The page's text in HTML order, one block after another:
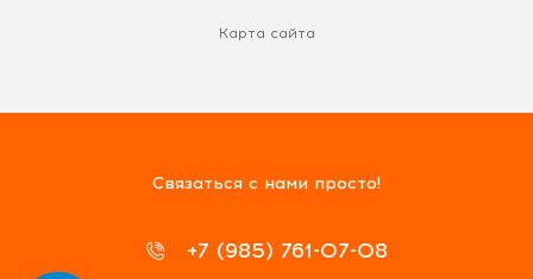
Карта сайта
Связаться с нами просто!
+7 (985) 761-07-08